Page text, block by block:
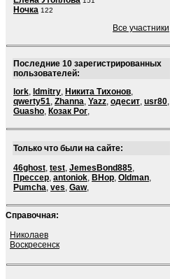
Ночка 122
Все участники
Последние 10 зарегистрированных
пользователей:
lork, ldmitry, Никита Тихонов,
qwerty51, Zhanna, Yazz, одесит, usr80,
Guasho, Козак Рог,
Только что были на сайте:
46ghost, test, JemesBond885,
Прессер, antoniok, BHop, Oldman,
Pumcha, ves, Gaw,
Справочная:
Николаев
Воскресенск